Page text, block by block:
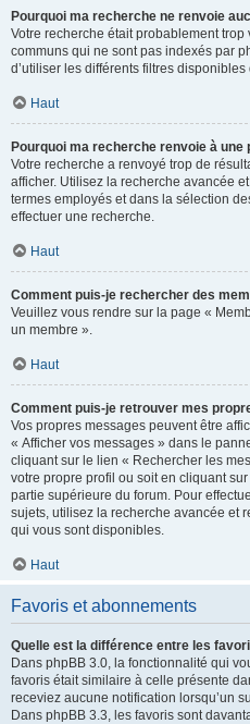
Pourquoi ma recherche ne renvoie
Votre recherche était probablement
communs qui ne sont pas indexés par
d’utiliser les différents filtres
Haut
Pourquoi ma recherche renvoie à une
Votre recherche a renvoyé trop de
afficher. Utilisez la recherche avancée
termes employés et dans la sélection
effectuer une recherche.
Haut
Comment puis-je rechercher des
Veuillez vous rendre sur la page «
un membre ».
Haut
Comment puis-je retrouver mes
Vos propres messages peuvent être
« Afficher vos messages » dans le
cliquant sur le lien « Rechercher les
votre propre profil ou soit en cliquant
partie supérieure du forum. Pour
sujets, utilisez la recherche avancée et
qui vous sont disponibles.
Haut
Favoris et abonnements
Quelle est la différence entre les
Dans phpBB 3.0, la fonctionnalité qui
favoris était similaire à celle présente
receviez aucune notification lorsqu’un
Dans phpBB 3.3, les favoris sont